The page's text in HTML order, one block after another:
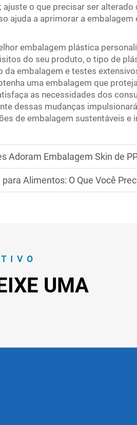
o que precisar ser
ajuda a aprimorar a
embalagem plástica
do seu produto, o tipo de
da embalagem e testes
uma embalagem que
as necessidades dos
dessas mudanças
de embalagem sustentáveis e
Adoram Embalagem Skin de
Alimentos: O Que Você
UMA